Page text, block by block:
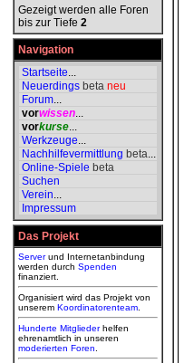
Gezeigt werden alle Foren
bis zur Tiefe 2
Navigation
Startseite...
Neuerdings beta neu
Forum...
vorwissen...
vorkurse...
Werkzeuge...
Nachhilfevermittlung beta...
Online-Spiele beta
Suchen
Verein...
Impressum
Das Projekt
Serverund Internetanbindung
werden durch Spenden
finanziert.
Organisiert wird das Projekt von
unserem Koordinatorenteam
Hunderte Mitgliederhelfen
ehrenamtlich in unseren
moderierten Foren